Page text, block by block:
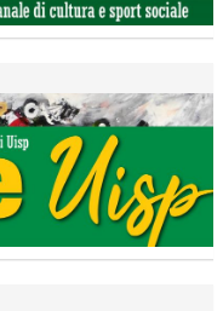
il bilancio della stagione